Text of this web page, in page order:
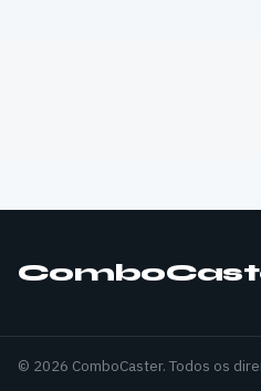
© 2026 ComboCaster. Todos os